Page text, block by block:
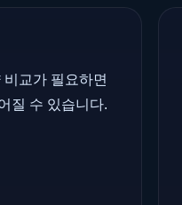
교가 필요하면
질 수 있습니다.